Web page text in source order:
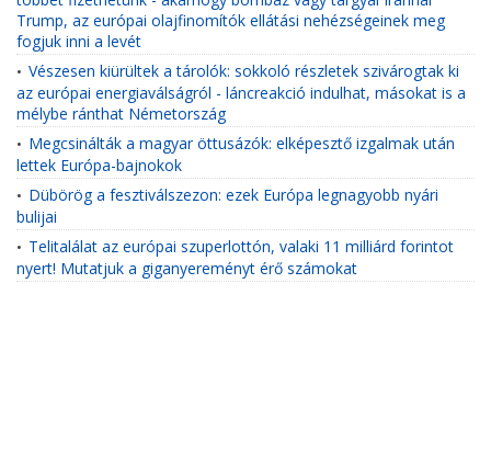
Trump, az európai olajfinomítók ellátási nehézségeinek meg
fogjuk inni a levét
• Vészesen kiürültek a tárolók: sokkoló részletek szivárogtak ki
az európai energiaválságról - láncreakció indulhat, másokat is a
mélybe ránthat Németország
• Megcsinálták a magyar öttusázók: elképesztő izgalmak után
lettek Európa-bajnokok
• Dübörög a fesztiválszezon: ezek Európa legnagyobb nyári
bulijai
• Telitalálat az európai szuperlottón, valaki 11 milliárd forintot
nyert! Mutatjuk a giganyereményt érő számokat